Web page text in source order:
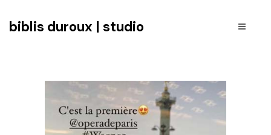
biblis duroux | studio